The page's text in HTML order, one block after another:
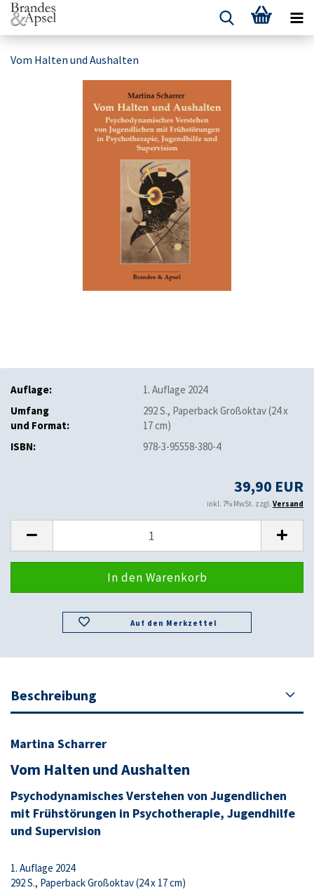
Vom Halten und Aushalten
Auflage:
1. Auflage 2024
Umfang
und Format:
292 S., Paperback Großoktav (24 x
17 cm)
ISBN:
978-3-95558-380-4
39,90 EUR
inkl. 7% MwSt. zzgl. Versand
Auf den Merkzettel
Beschreibung
Martina Scharrer
Vom Halten und Aushalten
Psychodynamisches Verstehen von Jugendlichen
mit Frühstörungen in Psychotherapie, Jugendhilfe
und Supervision
1. Auflage 2024
292 S., Paperback Großoktav (24 x 17 cm)